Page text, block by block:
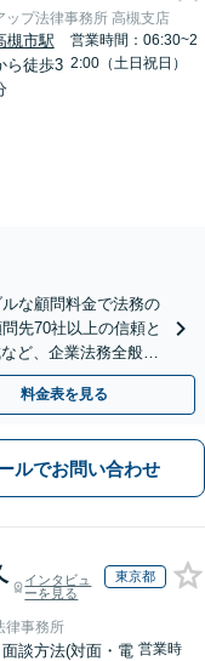
ップ法律事務所 高槻支店
槻市駅
ら徒歩3
営業時間：06:30~2
2:00（土日祝日）
な顧問料金で法務の
先70社以上の信頼と
ど、企業法務全般に
料金表を見る
ルでお問い合わせ
インタビュ
ーを見る
東京都
律事務所
面談方法(対面・電 営業時